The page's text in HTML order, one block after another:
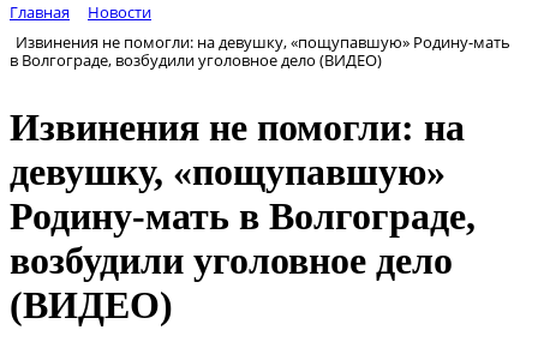
Главная
Новости
Извинения не помогли: на девушку, «пощупавшую» Родину-мать
в Волгограде, возбудили уголовное дело (ВИДЕО)
Извинения не помогли: на
девушку, «пощупавшую»
Родину-мать в Волгограде,
возбудили уголовное дело
(ВИДЕО)